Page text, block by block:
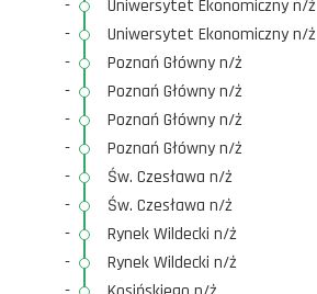
-
Uniwersytet Ekonomiczny n/ż
-
Uniwersytet Ekonomiczny n/ż
-
Poznań Główny n/ż
-
Poznań Główny n/ż
-
Poznań Główny n/ż
-
Poznań Główny n/ż
-
Św. Czesława n/ż
-
Św. Czesława n/ż
-
Rynek Wildecki n/ż
-
Rynek Wildecki n/ż